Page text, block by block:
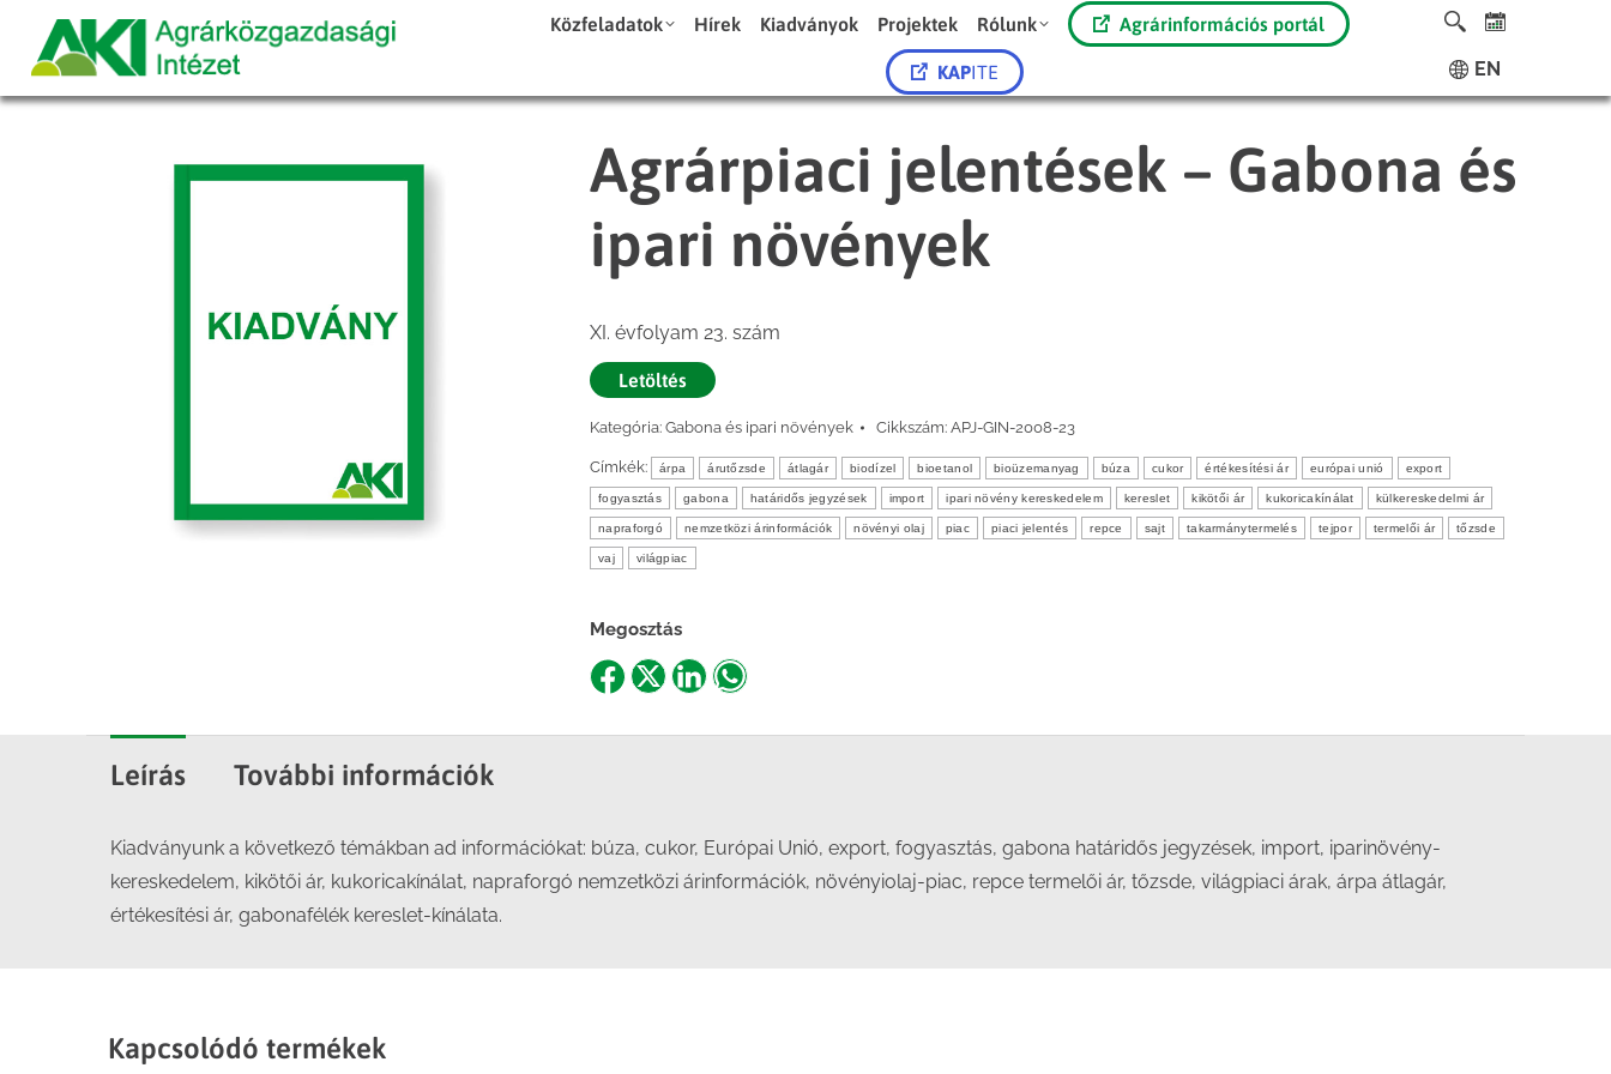
Közfeladatok Hírek Kiadványok Projektek Rólunk Agrárinformációs portál
KAPITE EN
Agrárpiaci jelentések – Gabona és
ipari növények
XI. évfolyam 23. szám
Letöltés
Kategória: Gabona és ipari növények Cikkszám: APJ-GIN-2008-23
Címkék: árpa árutőzsde átlagár biodízel bioetanol bioüzemanyag búza cukor értékesítési ár európai unió export
fogyasztás gabona határidős jegyzések import ipari növény kereskedelem kereslet kikötői ár kukoricakínálat külkereskedelmi ár
napraforgó nemzetközi árinformációk növényi olaj piac piaci jelentés repce sajt takarmánytermelés tejpor termelői ár tőzsde
vaj világpiac
Megosztás
ShareShareShareShare
Leírás További információk
Kiadványunk a következő témákban ad információkat: búza, cukor, Európai Unió, export, fogyasztás, gabona határidős jegyzések, import, iparinövény-
kereskedelem, kikötői ár, kukoricakínálat, napraforgó nemzetközi árinformációk, növényiolaj-piac, repce termelői ár, tőzsde, világpiaci árak, árpa átlagár,
értékesítési ár, gabonafélék kereslet-kínálata.
Kapcsolódó termékek